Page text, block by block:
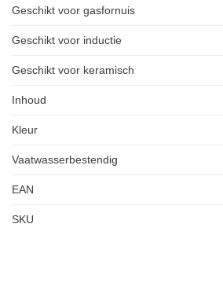
Geschikt voor gasfornuis
Geschikt voor inductie
Geschikt voor keramisch
Inhoud
Kleur
Vaatwasserbestendig
EAN
SKU